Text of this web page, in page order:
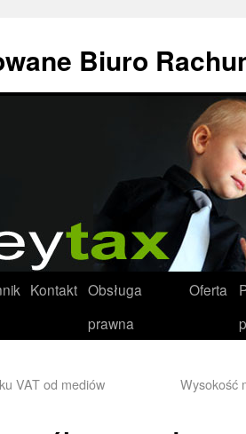
Biuro
Kontakt Obsługa
prawna
Oferta
VAT od mediów Wysokość